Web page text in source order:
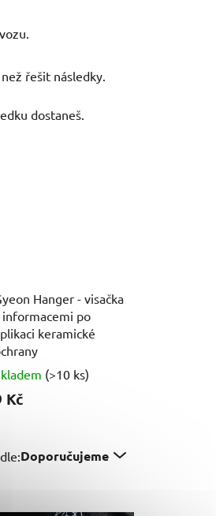
řešit následky.
dostaneš.
Hanger - visačka
informacemi po
keramické
(>10 ks)
Kč
Doporučujeme